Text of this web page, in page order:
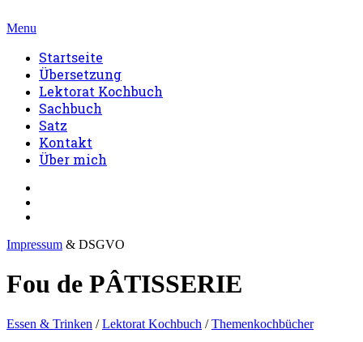
Menu
Startseite
Übersetzung
Lektorat Kochbuch
Sachbuch
Satz
Kontakt
Über mich
Impressum & DSGVO
Fou de PÂTISSERIE
Essen & Trinken /Lektorat Kochbuch /Themenkochbücher